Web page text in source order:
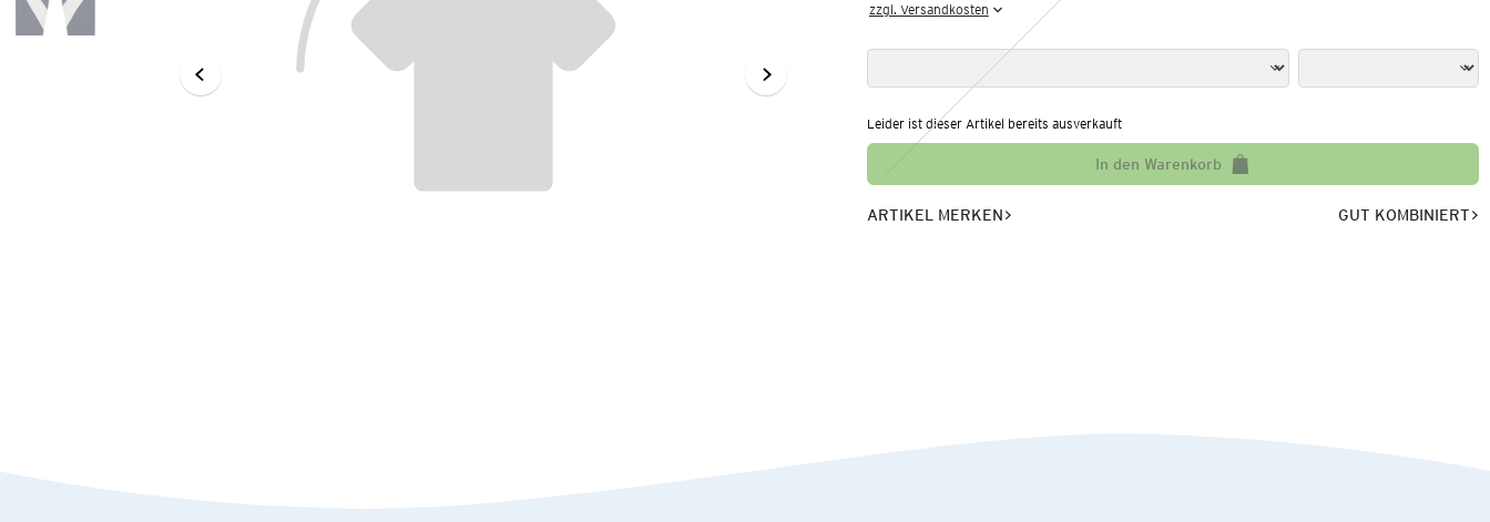
zzgl. Versandkosten
Leider ist dieser Artikel bereits ausverkauft
In den Warenkorb
ARTIKEL MERKEN GUT KOMBINIERT